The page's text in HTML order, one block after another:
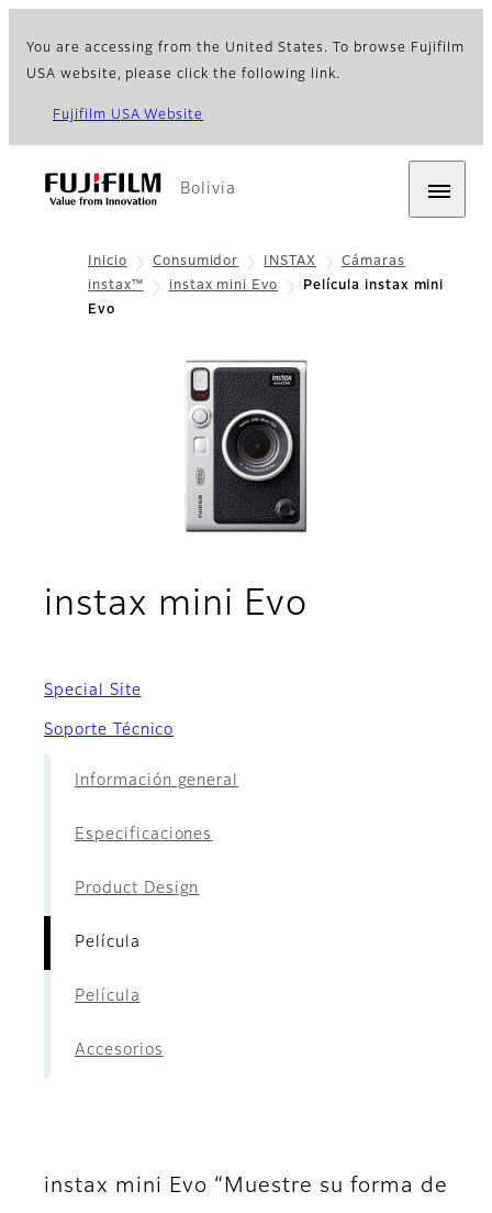
You are accessing from the United States. To browse Fujifilm
USA website, please click the following link.
Fujifilm USA Website
Bolivia
Inicio Consumidor INSTAX
Cámaras
instax™
instax mini Evo
Película instax mini
Evo
instax mini Evo
Special Site
Soporte Técnico
Información general
Especificaciones
Product Design
Película
Película
Accesorios
instax mini Evo “Muestre su forma de